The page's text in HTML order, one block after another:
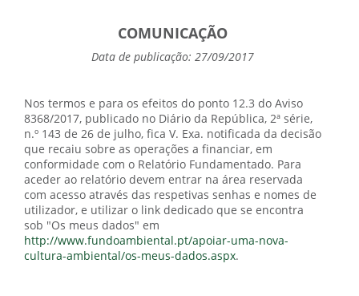
COMUNICAÇÃO
Data de publicação: 27/09/2017
Nos termos e para os efeitos do ponto 12.3 do Aviso
8368/2017, publicado no Diário da República, 2ª série,
n.º 143 de 26 de julho, fica V. Exa. notificada da decisão
que recaiu sobre as operações a financiar, em
conformidade com o Relatório Fundamentado. Para
aceder ao relatório devem entrar na área reservada
com acesso através das respetivas senhas e nomes de
utilizador, e utilizar o link dedicado que se encontra
sob "Os meus dados" em
http://www.fundoambiental.pt/apoiar-uma-nova-
cultura-ambiental/os-meus-dados.aspx.